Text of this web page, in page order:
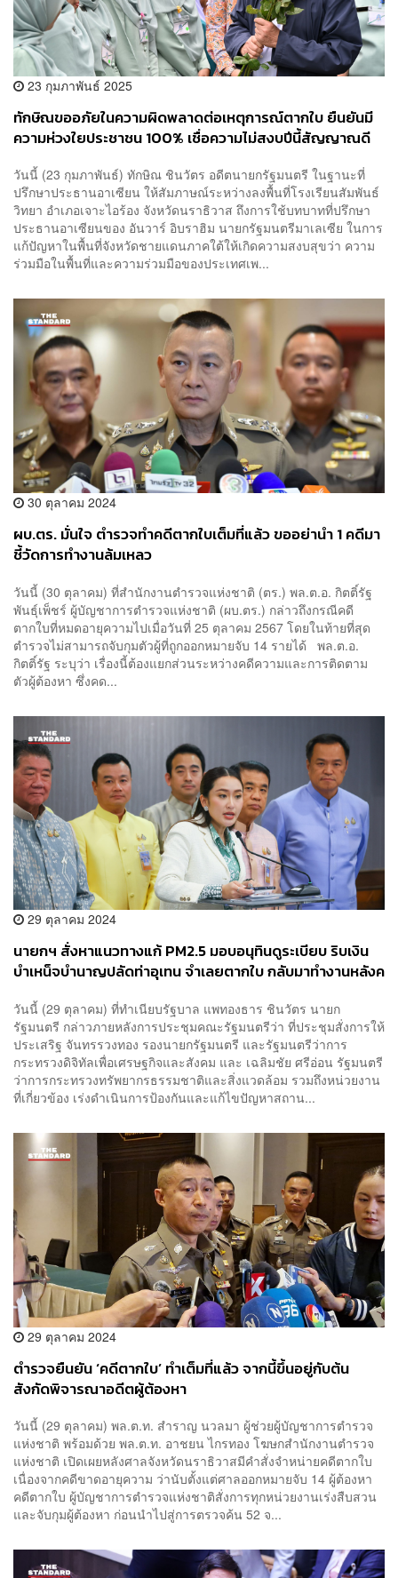
23 กุมภาพันธ์ 2025
ทักษิณขออภัยในความผิดพลาดต่อเหตุการณ์ตากใบ ยืนยันมี
ความห่วงใยประชาชน 100% เชื่อความไม่สงบปีนี้สัญญาณดี
วันนี้ (23 กุมภาพันธ์) ทักษิณ ชินวัตร อดีตนายกรัฐมนตรี ในฐานะที่
ปรึกษาประธานอาเซียน ให้สัมภาษณ์ระหว่างลงพื้นที่โรงเรียนสัมพันธ์
วิทยา อำเภอเจาะไอร้อง จังหวัดนราธิวาส ถึงการใช้บทบาทที่ปรึกษา
ประธานอาเซียนของ อันวาร์ อิบราฮิม นายกรัฐมนตรีมาเลเซีย ในการ
แก้ปัญหาในพื้นที่จังหวัดชายแดนภาคใต้ให้เกิดความสงบสุขว่า ความ
ร่วมมือในพื้นที่และความร่วมมือของประเทศเพ...
30 ตุลาคม 2024
ผบ.ตร. มั่นใจ ตำรวจทำคดีตากใบเต็มที่แล้ว ขออย่านำ 1 คดีมา
ชี้วัดการทำงานล้มเหลว
วันนี้ (30 ตุลาคม) ที่สำนักงานตำรวจแห่งชาติ (ตร.) พล.ต.อ. กิตติ์รัฐ
พันธุ์เพ็ชร์ ผู้บัญชาการตำรวจแห่งชาติ (ผบ.ตร.) กล่าวถึงกรณีคดี
ตากใบที่หมดอายุความไปเมื่อวันที่ 25 ตุลาคม 2567 โดยในท้ายที่สุด
ตำรวจไม่สามารถจับกุมตัวผู้ที่ถูกออกหมายจับ 14 รายได้ พล.ต.อ.
กิตติ์รัฐ ระบุว่า เรื่องนี้ต้องแยกส่วนระหว่างคดีความและการติดตาม
ตัวผู้ต้องหา ซึ่งคด...
29 ตุลาคม 2024
นายกฯ สั่งหาแนวทางแก้ PM2.5 มอบอนุทินดูระเบียบ ริบเงิน
บำเหน็จบำนาญปลัดท่าอุเทน จำเลยตากใบ กลับมาทำงานหลังค
วันนี้ (29 ตุลาคม) ที่ทำเนียบรัฐบาล แพทองธาร ชินวัตร นายก
รัฐมนตรี กล่าวภายหลังการประชุมคณะรัฐมนตรีว่า ที่ประชุมสั่งการให้
ประเสริฐ จันทรรวงทอง รองนายกรัฐมนตรี และรัฐมนตรีว่าการ
กระทรวงดิจิทัลเพื่อเศรษฐกิจและสังคม และ เฉลิมชัย ศรีอ่อน รัฐมนตรี
ว่าการกระทรวงทรัพยากรธรรมชาติและสิ่งแวดล้อม รวมถึงหน่วยงาน
ที่เกี่ยวข้อง เร่งดำเนินการป้องกันและแก้ไขปัญหาสถาน...
29 ตุลาคม 2024
ตำรวจยืนยัน ‘คดีตากใบ’ ทำเต็มที่แล้ว จากนี้ขึ้นอยู่กับต้น
สังกัดพิจารณาอดีตผู้ต้องหา
วันนี้ (29 ตุลาคม) พล.ต.ท. สำราญ นวลมา ผู้ช่วยผู้บัญชาการตำรวจ
แห่งชาติ พร้อมด้วย พล.ต.ท. อาชยน ไกรทอง โฆษกสำนักงานตำรวจ
แห่งชาติ เปิดเผยหลังศาลจังหวัดนราธิวาสมีคำสั่งจำหน่ายคดีตากใบ
เนื่องจากคดีขาดอายุความ ว่านับตั้งแต่ศาลออกหมายจับ 14 ผู้ต้องหา
คดีตากใบ ผู้บัญชาการตำรวจแห่งชาติสั่งการทุกหน่วยงานเร่งสืบสวน
และจับกุมผู้ต้องหา ก่อนนำไปสู่การตรวจค้น 52 จ...